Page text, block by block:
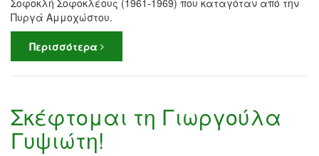
Πυργά Αμμοχώστου.
Περισσότερα
Σκέφτομαι τη Γιωργούλα
Γυψιώτη!